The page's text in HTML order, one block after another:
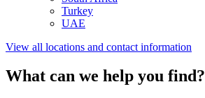
Turkey
UAE
View all locations and contact information
What can we help you find?